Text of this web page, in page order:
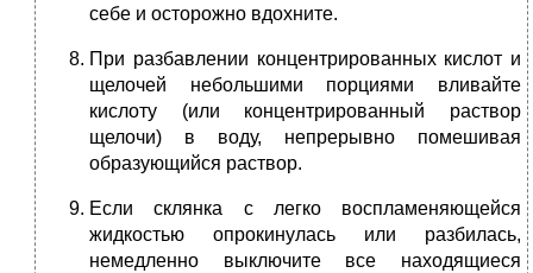
себе и осторожно вдохните.
При разбавлении концентрированных кислот и
щелочей небольшими порциями вливайте
кислоту (или концентрированный раствор
щелочи) в воду, непрерывно помешивая
образующийся раствор.
Если склянка с легко воспламеняющейся
жидкостью опрокинулась или разбилась,
немедленно выключите все находящиеся